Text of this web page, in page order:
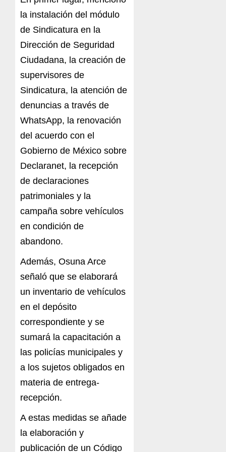
la instalación del módulo
de Sindicatura en la
Dirección de Seguridad
Ciudadana, la creación de
supervisores de
Sindicatura, la atención de
denuncias a través de
WhatsApp, la renovación
del acuerdo con el
Gobierno de México sobre
Declaranet, la recepción
de declaraciones
patrimoniales y la
campaña sobre vehículos
en condición de
abandono.
Además, Osuna Arce
señaló que se elaborará
un inventario de vehículos
en el depósito
correspondiente y se
sumará la capacitación a
las policías municipales y
a los sujetos obligados en
materia de entrega-
recepción.
A estas medidas se añade
la elaboración y
publicación de un Código